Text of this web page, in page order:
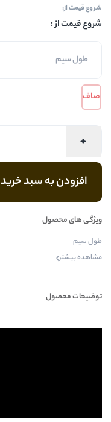
توضیحات محصول
ویژگی های محصول
طول سیم
مشاهده بیشتر
شروع قیمت از:
طول سیم
صاف
افزودن به سبد خرید